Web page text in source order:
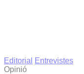
Editorial
Entrevistes
Opinió